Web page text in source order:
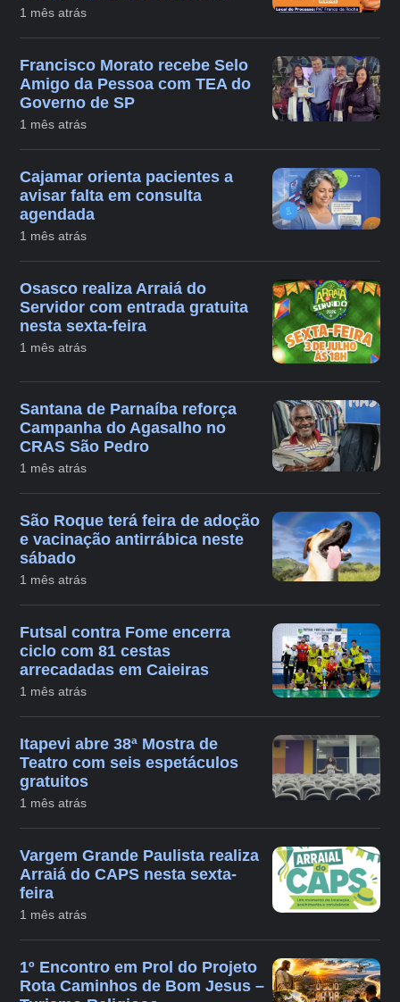
1 mês atrás
Francisco Morato recebe Selo
Amigo da Pessoa com TEA do
Governo de SP
1 mês atrás
Cajamar orienta pacientes a
avisar falta em consulta
agendada
1 mês atrás
Osasco realiza Arraiá do
Servidor com entrada gratuita
nesta sexta-feira
1 mês atrás
Santana de Parnaíba reforça
Campanha do Agasalho no
CRAS São Pedro
1 mês atrás
São Roque terá feira de adoção
e vacinação antirrábica neste
sábado
1 mês atrás
Futsal contra Fome encerra
ciclo com 81 cestas
arrecadadas em Caieiras
1 mês atrás
Itapevi abre 38ª Mostra de
Teatro com seis espetáculos
gratuitos
1 mês atrás
Vargem Grande Paulista realiza
Arraiá do CAPS nesta sexta-
feira
1 mês atrás
1º Encontro em Prol do Projeto
Rota Caminhos de Bom Jesus –